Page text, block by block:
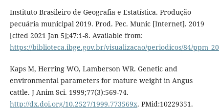
Instituto Brasileiro de Geografia e Estatística. Produção
pecuária municipal 2019. Prod. Pec. Munic [Internet]. 2019
[cited 2021 Jan 5];47:1-8. Available from:
https://biblioteca.ibge.gov.br/visualizacao/periodicos/84/
Kaps M, Herring WO, Lamberson WR. Genetic and
environmental parameters for mature weight in Angus
cattle. J Anim Sci. 1999;77(3):569-74.
http://dx.doi.org/10.2527/1999.773569x. PMid:10229351.